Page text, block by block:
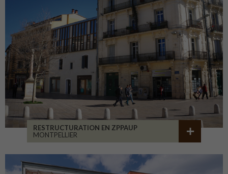
RESTRUCTURATION EN ZPPAUP
MONTPELLIER